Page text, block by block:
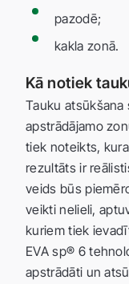
pazodē;
kakla zonā.
Kā notiek
Tauku atsūkšana
apstrādājamo
tiek noteikts,
rezultāts ir
veids būs
veikti nelieli,
kuriem tiek
EVA sp® 6
apstrādāti un